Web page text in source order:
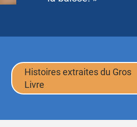
Histoires extraites du Gros
Livre